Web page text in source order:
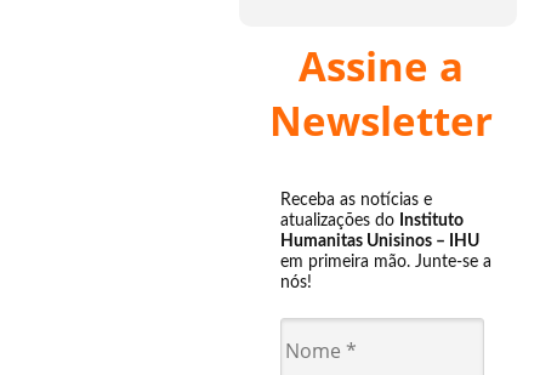
Assine a
Newsletter
Receba as notícias e
atualizações do Instituto
Humanitas Unisinos – IHU
em primeira mão. Junte-se a
nós!